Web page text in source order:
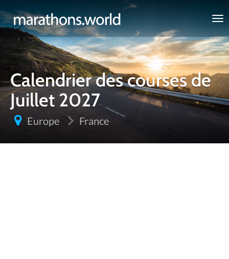
marathons.world
Calendrier des courses de
Juillet 2027
Europe France